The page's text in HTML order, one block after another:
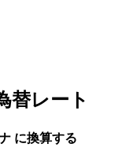
替レート
に換算する